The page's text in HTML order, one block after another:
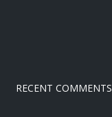
RECENT COMMENTS